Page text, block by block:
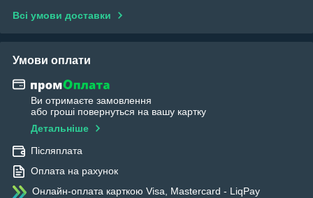
Всі умови доставки
Умови оплати
Ви отримаєте замовлення
або гроші повернуться на вашу картку
Детальніше
Післяплата
Оплата на рахунок
Онлайн-оплата карткою Visa, Mastercard - LiqPay